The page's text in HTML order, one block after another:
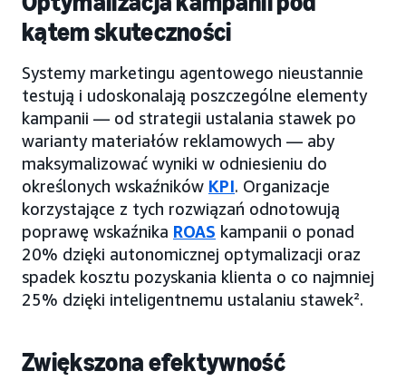
kątem skuteczności
Systemy marketingu agentowego nieustannie
testują i udoskonalają poszczególne elementy
kampanii — od strategii ustalania stawek po
warianty materiałów reklamowych — aby
maksymalizować wyniki w odniesieniu do
określonych wskaźników KPI. Organizacje
korzystające z tych rozwiązań odnotowują
poprawę wskaźnika ROAS kampanii o ponad
20% dzięki autonomicznej optymalizacji oraz
spadek kosztu pozyskania klienta o co najmniej
25% dzięki inteligentnemu ustalaniu stawek².
Zwiększona efektywność